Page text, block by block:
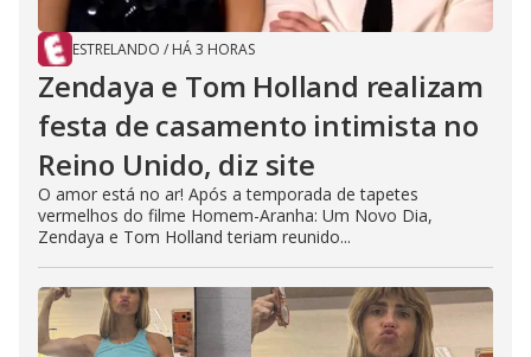
ESTRELANDO / HÁ 3 HORAS
Zendaya e Tom Holland realizam
festa de casamento intimista no
Reino Unido, diz site
O amor está no ar! Após a temporada de tapetes
vermelhos do filme Homem-Aranha: Um Novo Dia,
Zendaya e Tom Holland teriam reunido...